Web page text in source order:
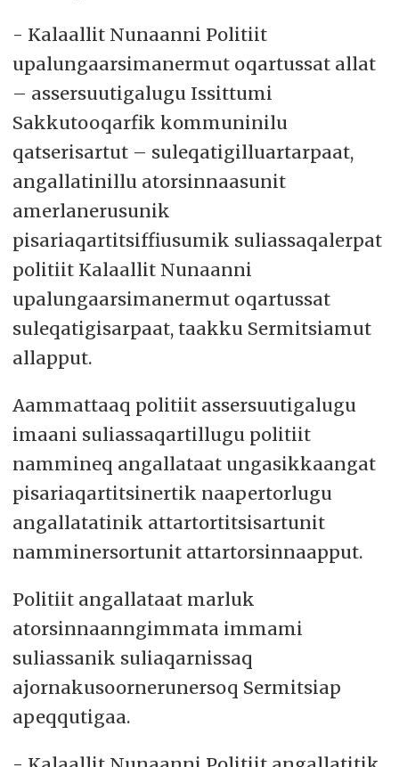
- Kalaallit Nunaanni Politiit
upalungaarsimanermut oqartussat allat
– assersuutigalugu Issittumi
Sakkutooqarfik kommuninilu
qatserisartut – suleqatigilluartarpaat,
angallatinillu atorsinnaasunit
amerlanerusunik
pisariaqartitsiffiusumik suliassaqalerpat
politiit Kalaallit Nunaanni
upalungaarsimanermut oqartussat
suleqatigisarpaat, taakku Sermitsiamut
allapput.
Aammattaaq politiit assersuutigalugu
imaani suliassaqartillugu politiit
nammineq angallataat ungasikkaangat
pisariaqartitsinertik naapertorlugu
angallatatinik attartortitsisartunit
namminersortunit attartorsinnaapput.
Politiit angallataat marluk
atorsinnaanngimmata immami
suliassanik suliaqarnissaq
ajornakusoornerunersoq Sermitsiap
apeqqutigaa.